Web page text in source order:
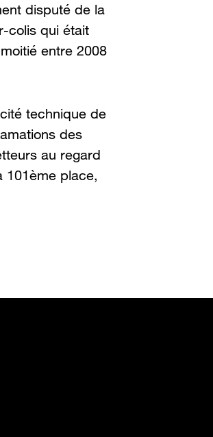
disputé de la
colis qui était
entre 2008
technique de
des
au regard
101ème place,